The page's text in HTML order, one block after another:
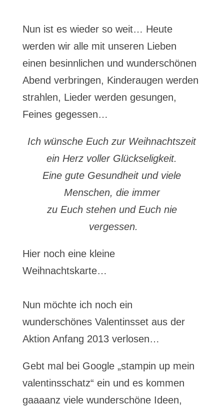
Nun ist es wieder so weit… Heute
werden wir alle mit unseren Lieben
einen besinnlichen und wunderschönen
Abend verbringen, Kinderaugen werden
strahlen, Lieder werden gesungen,
Feines gegessen…
Ich wünsche Euch zur Weihnachtszeit
ein Herz voller Glückseligkeit.
Eine gute Gesundheit und viele
Menschen, die immer
zu Euch stehen und Euch nie
vergessen.
Hier noch eine kleine
Weihnachtskarte…
Nun möchte ich noch ein
wunderschönes Valentinsset aus der
Aktion Anfang 2013 verlosen…
Gebt mal bei Google „stampin up mein
valentinsschatz“ ein und es kommen
gaaaanz viele wunderschöne Ideen,